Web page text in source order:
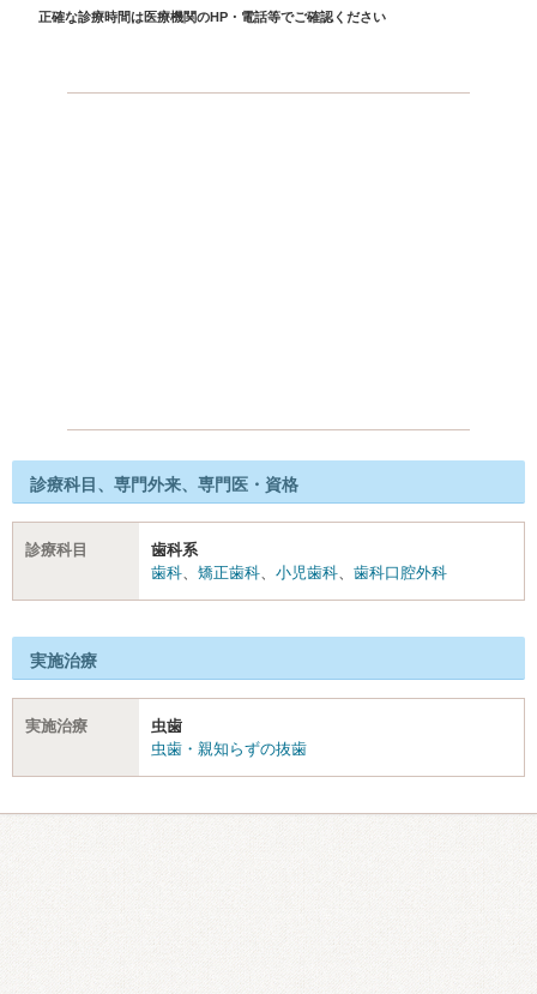
正確な診療時間は医療機関のHP・電話等でご確認ください
診療科目、専門外来、専門医・資格
診療科目
歯科系
歯科
矯正歯科 小児歯科 歯科口腔外科
実施治療
実施治療
虫歯
虫歯・親知らずの抜歯